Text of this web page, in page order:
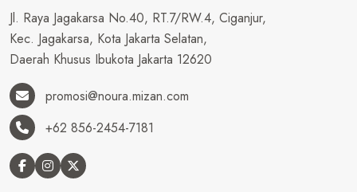
Jl. Raya Jagakarsa No.40, RT.7/RW.4, Ciganjur,
Kec. Jagakarsa, Kota Jakarta Selatan,
Daerah Khusus Ibukota Jakarta 12620
promosi@noura.mizan.com
+62 856-2454-7181